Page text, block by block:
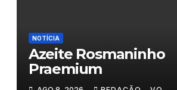
NOTÍCIA
Azeite Rosmaninho
Praemium